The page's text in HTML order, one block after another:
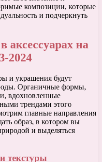
композиции, которые
и подчеркнуть
аксессуарах на
2024
и украшения будут
Органичные формы,
вдохновленные
трендами этого
главные направления
образ, в котором вы
и выделяться
текстуры